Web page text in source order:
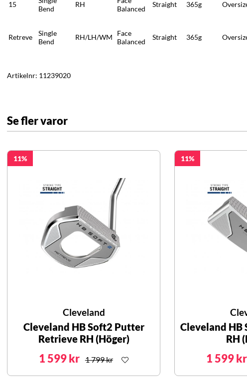
15
Bend
RH
Balanced
Straight 365g
Retreve
Single
Bend
RH/LH/WM
Face
Balanced
Straight 365g
Artikelnr: 11239020
Se fler varor
11
Cleveland
Cleveland HB Soft2 Putter
Retrieve RH (Höger)
1 599 kr 1 799 kr
11
Cleveland HB
RH
1 599 kr